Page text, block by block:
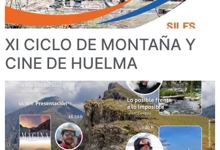
XI CICLO DE MONTAÑA Y
CINE DE HUELMA